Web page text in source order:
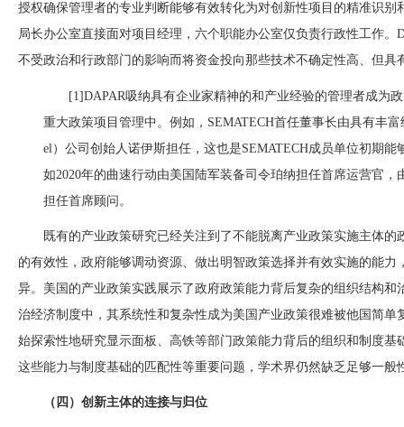
授权确保管理者的专业判断能够有效转化为对创新性项目的精准识别
局长办公室直接面对项目经理，六个职能办公室仅负责行政性工作
不受政治和行政部门的影响而将资金投向那些技术不确定性高、但
[1]DAPAR吸纳具有企业家精神的和产业经验的管理者成为
重大政策项目管理中。例如，SEMATECH首任董事长由具有丰
el）公司创始人诺伊斯担任，这也是SEMATECH成员单位初期
如2020年的曲速行动由美国陆军装备司令珀纳担任首席运营官
担任首席顾问。
既有的产业政策研究已经关注到了不能脱离产业政策实施主体
的有效性，政府能够调动资源、做出明智政策选择并有效实施的能
异。美国的产业政策实践展示了政府政策能力背后复杂的组织结构
治经济制度中，其系统性和复杂性成为美国产业政策很难被他国简
始探索性地研究显示面板、高铁等部门政策能力背后的组织和制度
这些能力与制度基础的匹配性等重要问题，学术界仍然缺乏足够一般
（四）创新主体的连接与归位